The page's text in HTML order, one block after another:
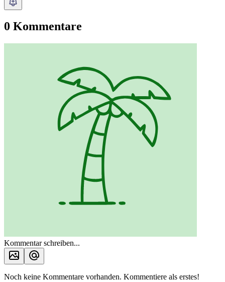
0 Kommentare
Kommentar schreiben...
Noch keine Kommentare vorhanden. Kommentiere als erstes!